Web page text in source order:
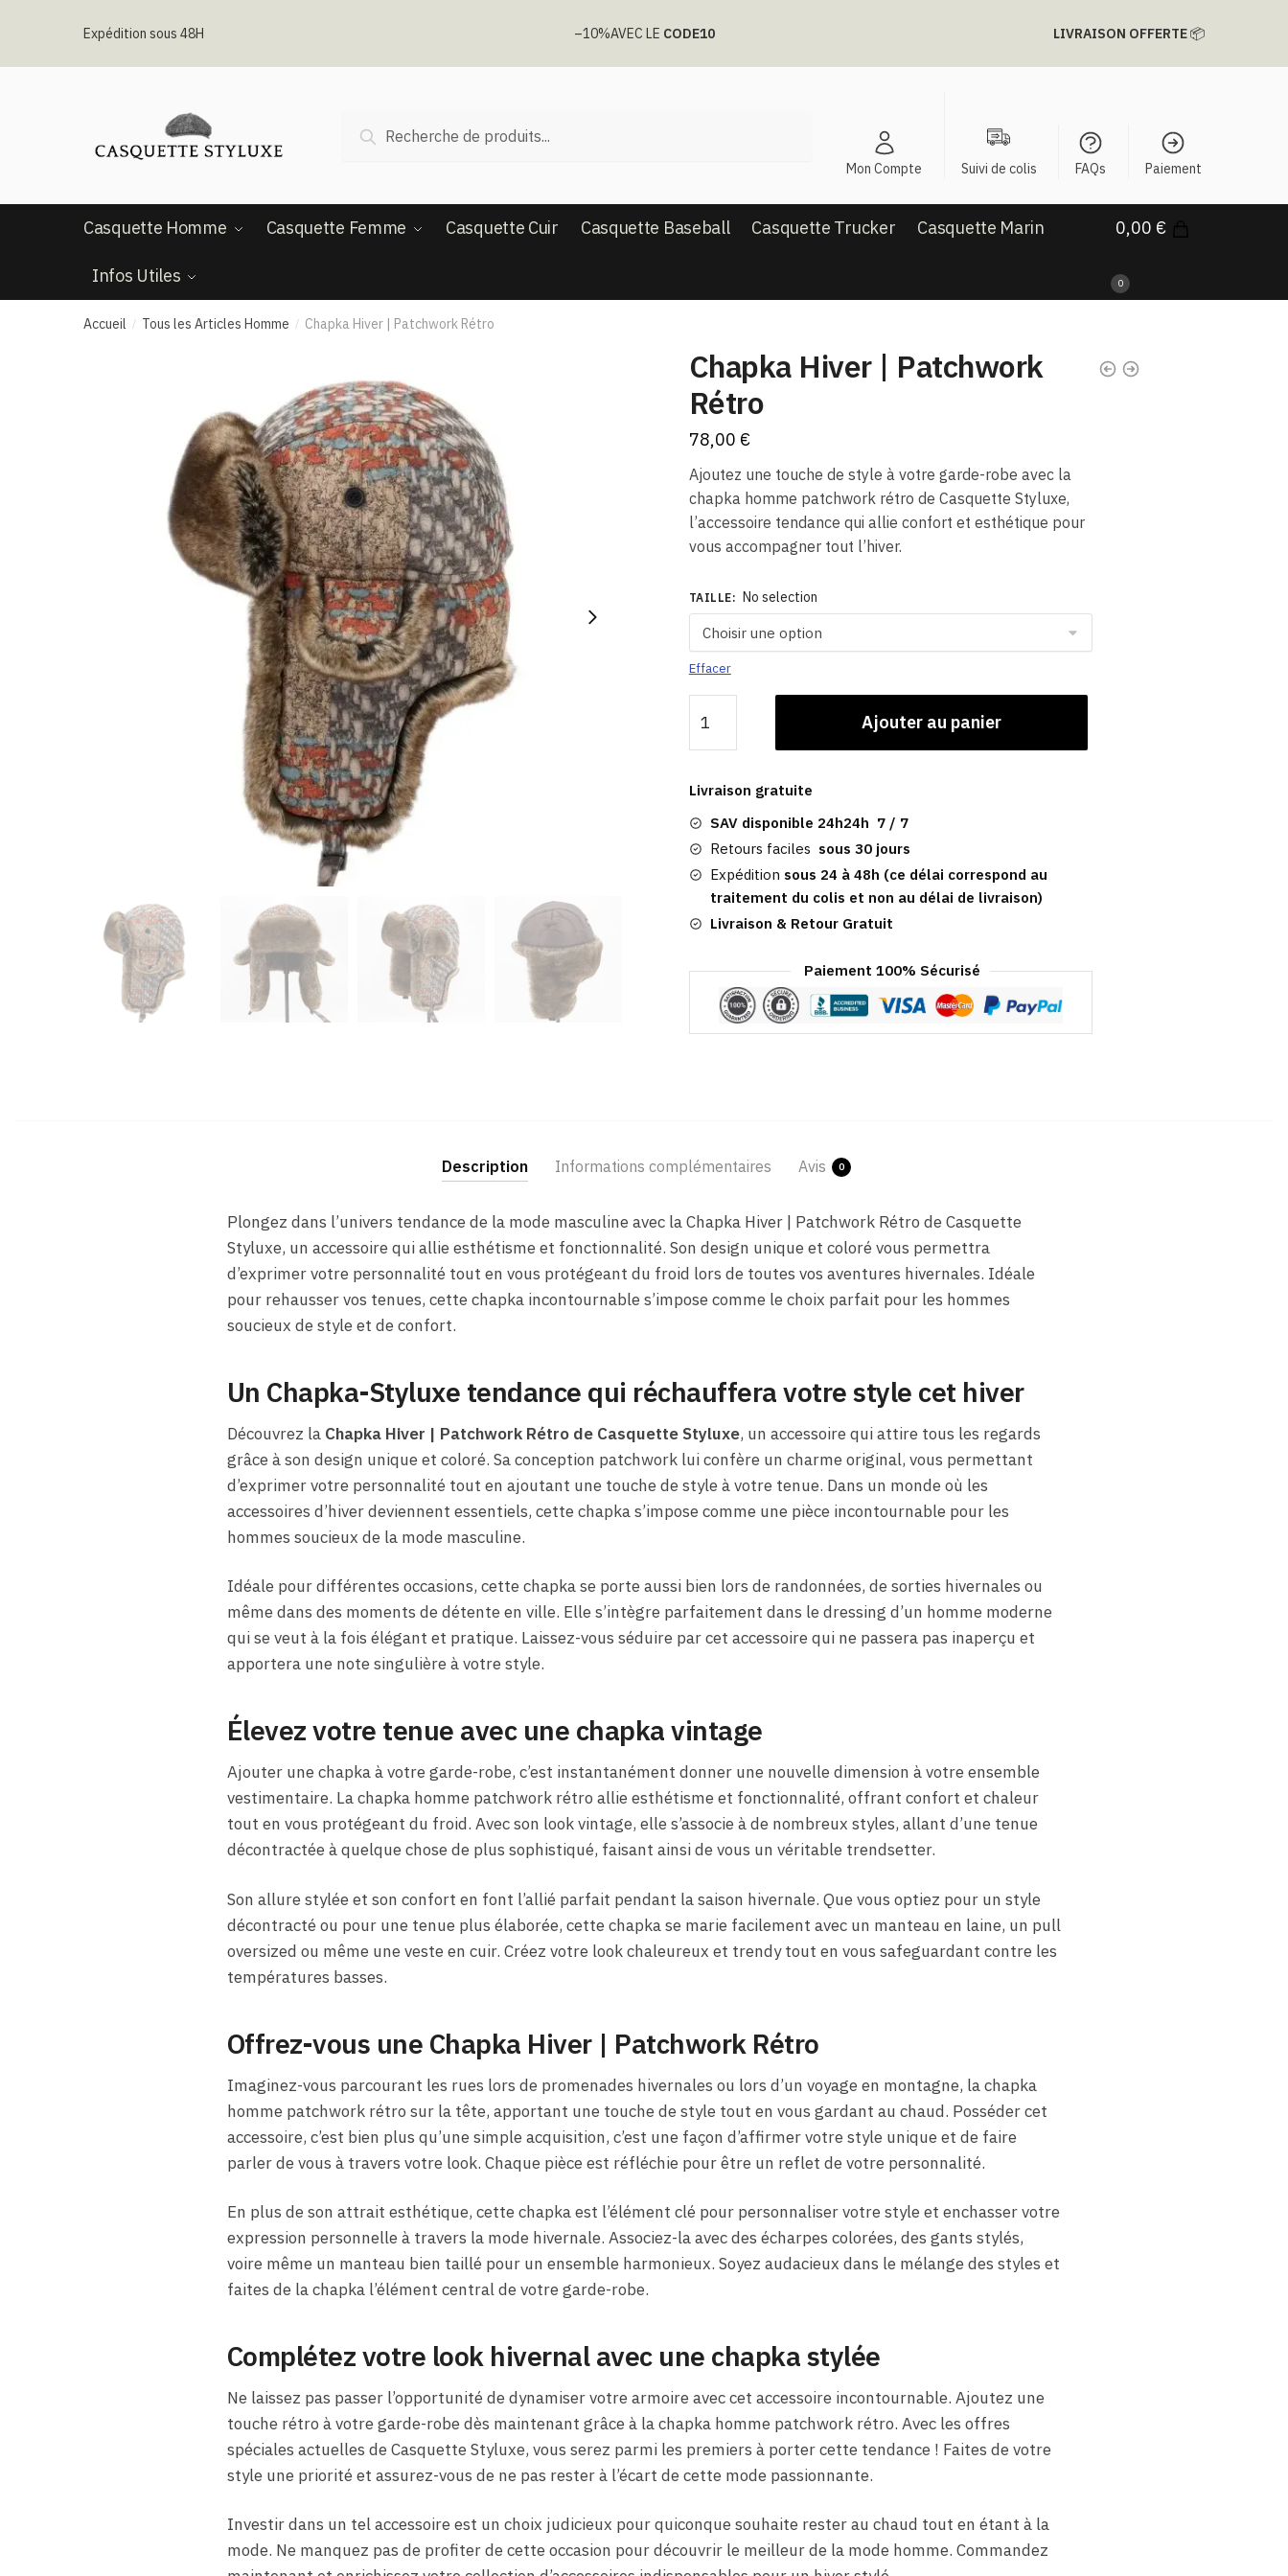
Expédition sous 48H –10%AVEC LE CODE10 LIVRAISON OFFERTE📦
pour :
Recherche
Mon Compte Suivi de colis FAQs Paiement
Casquette Homme Casquette Femme Casquette Cuir Casquette Baseball Casquette Trucker Casquette Marin
Infos Utiles
0,00 €
0
Accueil / Tous les Articles Homme / Chapka Hiver | Patchwork Rétro
Chapka Hiver | Patchwork
Rétro
78,00 €
Ajoutez une touche de style à votre garde-robe avec la
chapka homme patchwork rétro de Casquette Styluxe,
l’accessoire tendance qui allie confort et esthétique pour
vous accompagner tout l’hiver.
TAILLE: No selection
Effacer
de
Chapka
|
Patchwork
Rétro
Ajouter au panier
Livraison gratuite
SAV disponible 24h24h 7 / 7
Retours faciles sous 30 jours
Expédition sous 24 à 48h (ce délai correspond au
traitement du colis et non au délai de livraison)
Livraison & Retour Gratuit
Paiement 100% Sécurisé
Description Informations complémentaires Avis 0
Plongez dans l’univers tendance de la mode masculine avec la Chapka Hiver | Patchwork Rétro de Casquette
Styluxe, un accessoire qui allie esthétisme et fonctionnalité. Son design unique et coloré vous permettra
d’exprimer votre personnalité tout en vous protégeant du froid lors de toutes vos aventures hivernales. Idéale
pour rehausser vos tenues, cette chapka incontournable s’impose comme le choix parfait pour les hommes
soucieux de style et de confort.
Un Chapka-Styluxe tendance qui réchauffera votre style cet hiver
Découvrez la Chapka Hiver | Patchwork Rétro de Casquette Styluxe, un accessoire qui attire tous les regards
grâce à son design unique et coloré. Sa conception patchwork lui confère un charme original, vous permettant
d’exprimer votre personnalité tout en ajoutant une touche de style à votre tenue. Dans un monde où les
accessoires d’hiver deviennent essentiels, cette chapka s’impose comme une pièce incontournable pour les
hommes soucieux de la mode masculine.
Idéale pour différentes occasions, cette chapka se porte aussi bien lors de randonnées, de sorties hivernales ou
même dans des moments de détente en ville. Elle s’intègre parfaitement dans le dressing d’un homme moderne
qui se veut à la fois élégant et pratique. Laissez-vous séduire par cet accessoire qui ne passera pas inaperçu et
apportera une note singulière à votre style.
Élevez votre tenue avec une chapka vintage
Ajouter une chapka à votre garde-robe, c’est instantanément donner une nouvelle dimension à votre ensemble
vestimentaire. La chapka homme patchwork rétro allie esthétisme et fonctionnalité, offrant confort et chaleur
tout en vous protégeant du froid. Avec son look vintage, elle s’associe à de nombreux styles, allant d’une tenue
décontractée à quelque chose de plus sophistiqué, faisant ainsi de vous un véritable trendsetter.
Son allure stylée et son confort en font l’allié parfait pendant la saison hivernale. Que vous optiez pour un style
décontracté ou pour une tenue plus élaborée, cette chapka se marie facilement avec un manteau en laine, un pull
oversized ou même une veste en cuir. Créez votre look chaleureux et trendy tout en vous safeguardant contre les
températures basses.
Offrez-vous une Chapka Hiver | Patchwork Rétro
Imaginez-vous parcourant les rues lors de promenades hivernales ou lors d’un voyage en montagne, la chapka
homme patchwork rétro sur la tête, apportant une touche de style tout en vous gardant au chaud. Posséder cet
accessoire, c’est bien plus qu’une simple acquisition, c’est une façon d’affirmer votre style unique et de faire
parler de vous à travers votre look. Chaque pièce est réfléchie pour être un reflet de votre personnalité.
En plus de son attrait esthétique, cette chapka est l’élément clé pour personnaliser votre style et enchasser votre
expression personnelle à travers la mode hivernale. Associez-la avec des écharpes colorées, des gants stylés,
voire même un manteau bien taillé pour un ensemble harmonieux. Soyez audacieux dans le mélange des styles et
faites de la chapka l’élément central de votre garde-robe.
Complétez votre look hivernal avec une chapka stylée
Ne laissez pas passer l’opportunité de dynamiser votre armoire avec cet accessoire incontournable. Ajoutez une
touche rétro à votre garde-robe dès maintenant grâce à la chapka homme patchwork rétro. Avec les offres
spéciales actuelles de Casquette Styluxe, vous serez parmi les premiers à porter cette tendance ! Faites de votre
style une priorité et assurez-vous de ne pas rester à l’écart de cette mode passionnante.
Investir dans un tel accessoire est un choix judicieux pour quiconque souhaite rester au chaud tout en étant à la
mode. Ne manquez pas de profiter de cette occasion pour découvrir le meilleur de la mode homme. Commandez